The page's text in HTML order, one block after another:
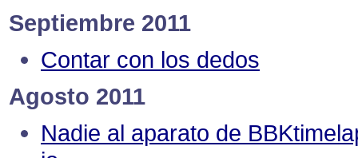
Septiembre 2011
Contar con los dedos
Agosto 2011
Nadie al aparato de